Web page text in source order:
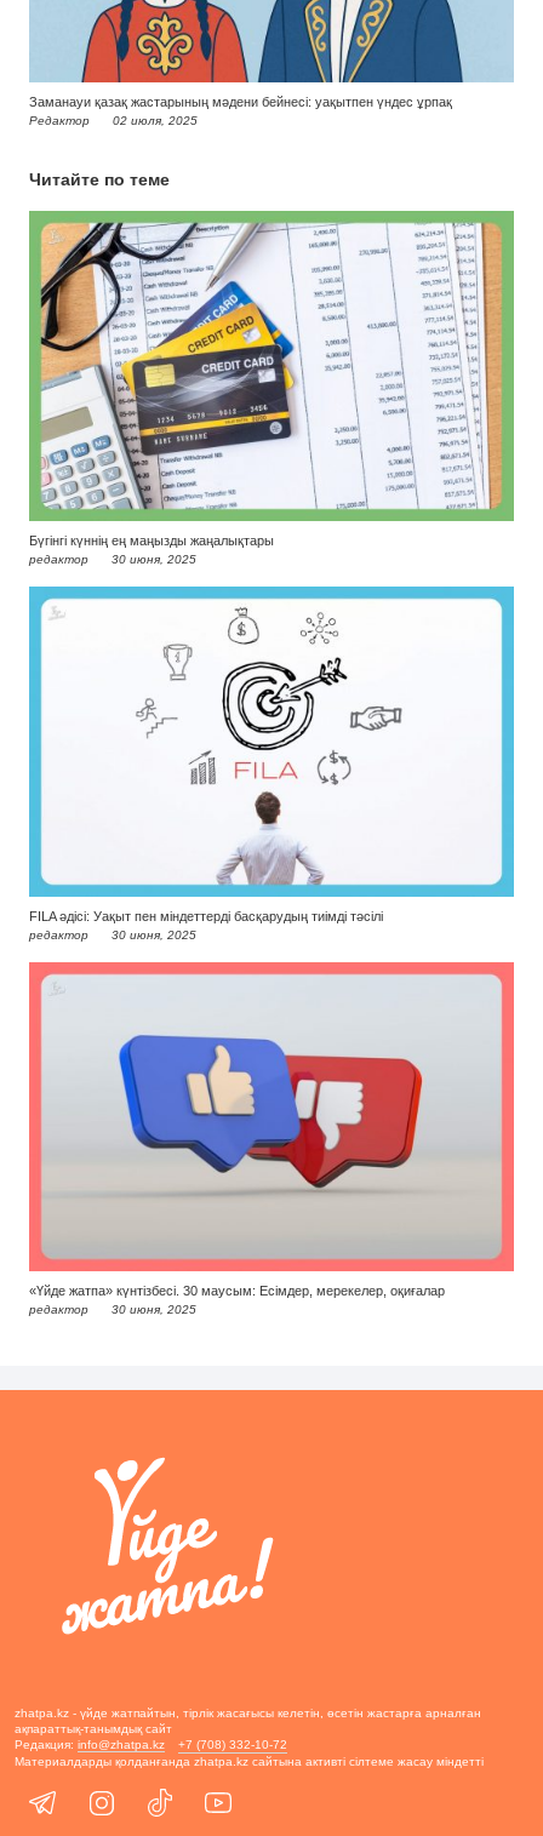
Заманауи қазақ жастарының мәдени бейнесі: уақытпен үндес ұрпақ
Редактор 02 июля, 2025
Читайте по теме
Бүгінгі күннің ең маңызды жаңалықтары
редактор 30 июня, 2025
FILA әдісі: Уақыт пен міндеттерді басқарудың тиімді тәсілі
редактор 30 июня, 2025
«Үйде жатпа» күнтізбесі. 30 маусым: Есімдер, мерекелер, оқиғалар
редактор 30 июня, 2025
zhatpa.kz - үйде жатпайтын, тірлік жасағысы келетін, өсетін жастарға арналған
ақпараттық-танымдық сайт
Редакция: info@zhatpa.kz
+7 (708) 332-10-72
Материалдарды қолданғанда zhatpa.kz сайтына активті сілтеме жасау міндетті